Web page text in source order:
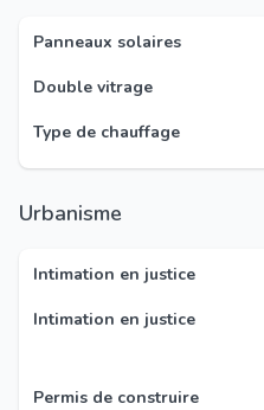
Panneaux solaires
Double vitrage
Type de chauffage
Urbanisme
Intimation en justice
Intimation en justice
Permis de construire